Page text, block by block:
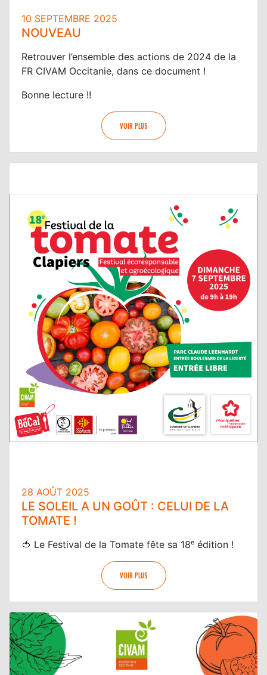
10 SEPTEMBRE 2025
NOUVEAU
Retrouver l’ensemble des actions de 2024 de la
FR CIVAM Occitanie, dans ce document !
Bonne lecture !!
VOIR PLUS
28 AOÛT 2025
LE SOLEIL A UN GOÛT : CELUI DE LA
TOMATE !
🍅 Le Festival de la Tomate fête sa 18ᵉ édition !
VOIR PLUS